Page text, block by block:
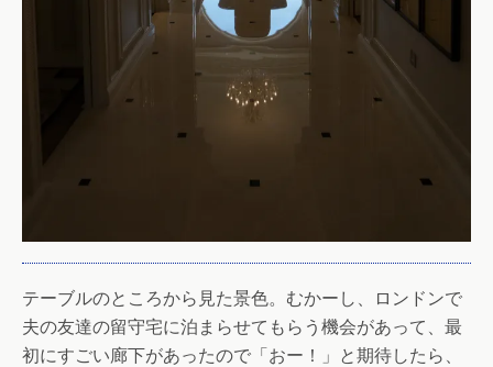
テーブルのところから見た景色。むかーし、ロンドンで
夫の友達の留守宅に泊まらせてもらう機会があって、最
初にすごい廊下があったので「おー！」と期待したら、